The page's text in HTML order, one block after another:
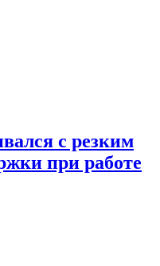
с резким
при работе